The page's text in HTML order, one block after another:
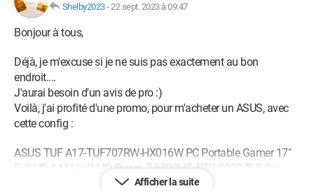
Shelby2023-22 sept. 2023 à 09:47
Bonjour à tous,
Déjà, je m'excuse si je ne suis pas exactement au bon
endroit....
J'aurai besoin d'un avis de pro :)
Voilà, j'ai profité d'une promo, pour m'acheter un ASUS, avec
cette config :
ASUS TUF A17-TUF707RW-HX016W PC Portable Gamer 17"
Full HD 144 Hz (AMD Ryzen 7-6800HS, RTX 3070 Ti 8 Go
TGP 140W, 16 Go RAM DDR5, 1 to PCIe SSD, Windows 11
Afficher la suite